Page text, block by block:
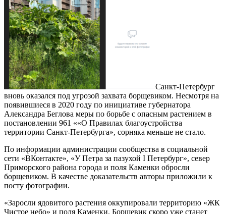
Санкт-Петербург
вновь оказался под угрозой захвата борщевиком. Несмотря на
появившиеся в 2020 году по инициативе губернатора
Александра Беглова меры по борьбе с опасным растением в
постановлении 961 ««О Правилах благоустройства
территории Санкт-Петербурга», сорняка меньше не стало.
По информации администрации сообщества в социальной
сети «ВКонтакте», «У Петра за пазухой I Петербург», север
Приморского района города и поля Каменки обросли
борщевиком. В качестве доказательств авторы приложили к
посту фотографии.
«Заросли ядовитого растения оккупировали территорию «ЖК
Чистое небо» и поля Каменки. Борщевик скоро уже станет